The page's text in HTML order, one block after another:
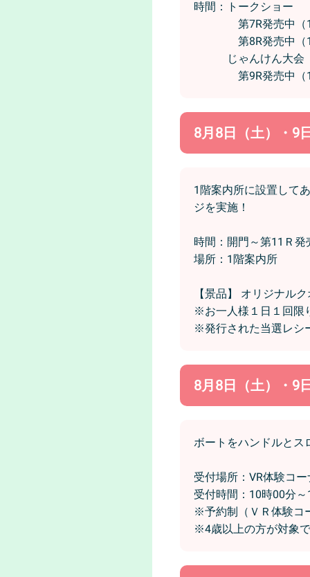
時間：トークショー
第7R発売中（13
第8R発売中（13
じゃんけん大会
第9R発売中（14
8月8日（土）・9
1階案内所に設置して
ジを実施！
時間：開門～第11Ｒ
場所：1階案内所
【景品】 オリジナル
※お一人様１日１回限
※発行された当選レシ
8月8日（土）・9
ボートをハンドルとス
受付場所：VR体験コ
受付時間：10時00分
※予約制（ＶＲ体験コ
※4歳以上の方が対象